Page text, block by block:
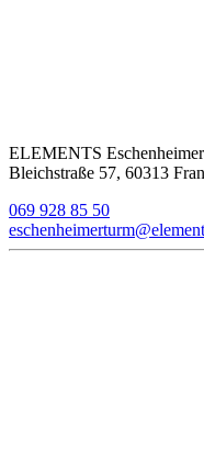
ELEMENTS
Bleichstraße 57, 60313
069 928 85 50